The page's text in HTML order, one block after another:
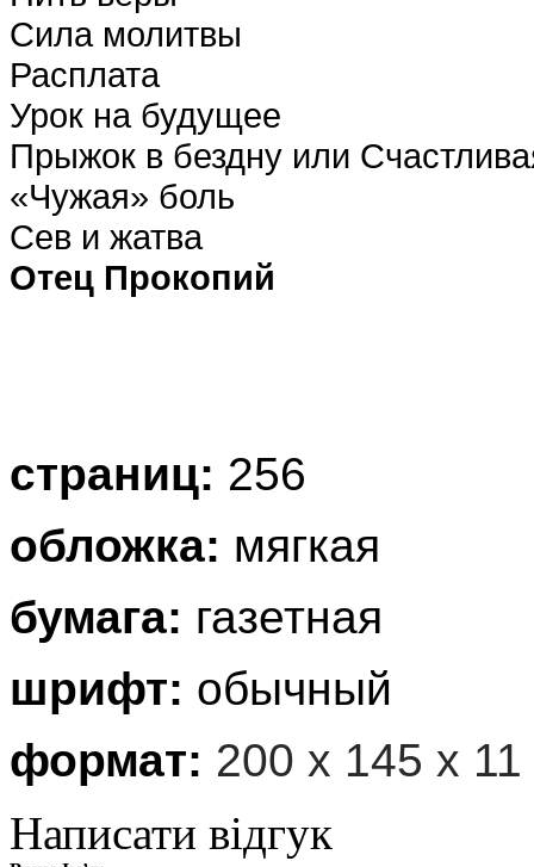
Сила молитвы
Расплата
Урок на будущее
Прыжок в бездну или
«Чужая» боль
Сев и жатва
Отец Прокопий
страниц: 256
обложка: мягкая
бумага: газетная
шрифт: обычный
формат: 200 х 145 х
Написати відгук